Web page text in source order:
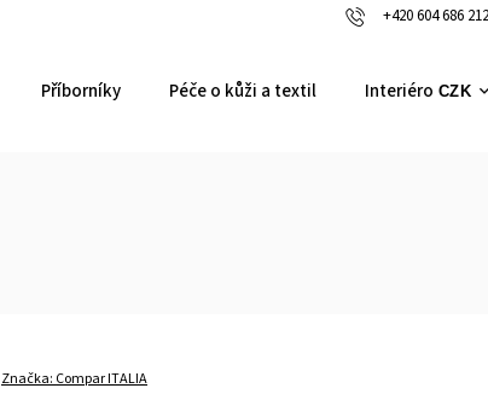
+420 604 686 212
CZK
Příborníky Péče o kůži a textil Interiérové
Značka: Compar ITALIA